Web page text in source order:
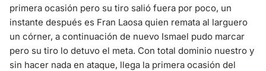
primera ocasión pero su tiro salió fuera por poco, un
instante después es Fran Laosa quien remata al larguero
un córner, a continuación de nuevo Ismael pudo marcar
pero su tiro lo detuvo el meta. Con total dominio nuestro y
sin hacer nada en ataque, llega la primera ocasión del